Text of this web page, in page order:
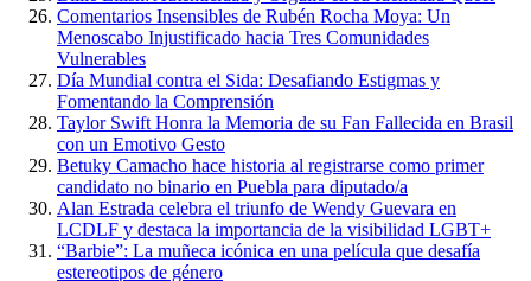
Comentarios Insensibles de Rubén Rocha Moya: Un
Menoscabo Injustificado hacia Tres Comunidades
Vulnerables
Día Mundial contra el Sida: Desafiando Estigmas y
Fomentando la Comprensión
Taylor Swift Honra la Memoria de su Fan Fallecida en Brasil
con un Emotivo Gesto
Betuky Camacho hace historia al registrarse como primer
candidato no binario en Puebla para diputado/a
Alan Estrada celebra el triunfo de Wendy Guevara en
LCDLF y destaca la importancia de la visibilidad LGBT+
“Barbie”: La muñeca icónica en una película que desafía
estereotipos de género